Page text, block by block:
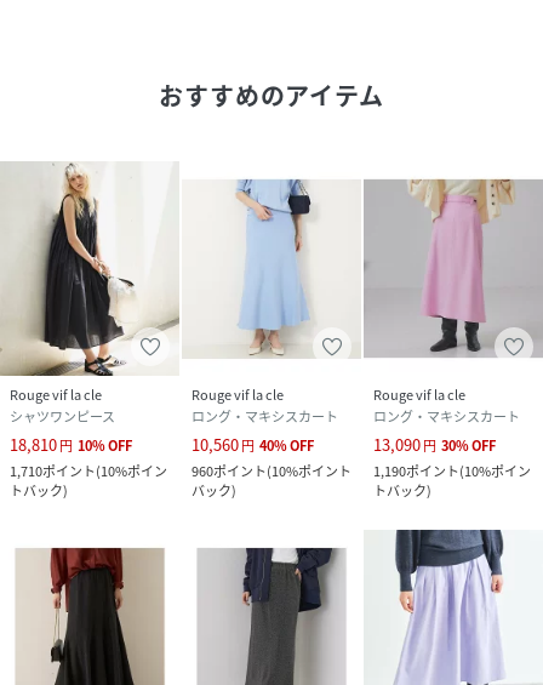
より、
実際の色味と異なって見える場合がございます。あらかじめ
ご了承ください。
※画像の商品はサンプルです。
実際の商品と仕様、加工が若干異なる場合があります。
※サイズ表記はあくまで目安となります。
※その他の予約商品、通常商品との同時決済はできません。
※入荷状況により、お届け予定が前後する場合があります。
※お客様への発送が店頭販売より遅れる場合もあります。
※追加生産商品は、一部の店舗、通販で販売中の場合がござ
います。予めご了承下さい。
※商品を使用前に、タグ等に記載されている「取り扱い上の
「洗濯表示」を必ずご確認ください。
※商品に不良が無い場合、包装紙および箱の彼損がございま
しても発送いたします。
あらかじめご了承ください。
おすすめのアイテム
Rouge vif la cle
シャツワンピース
18,810円 10%OFF
1,710ポイント(10%ポイン
トバック)
Rouge vif la cle
ロング・マキシスカート
10,560円 40%OFF
960ポイント(10%ポイント
バック)
Rouge vif la cle
ロング・マキシスカート
13,090円 30%OFF
1,190ポイント(10%ポイン
トバック)